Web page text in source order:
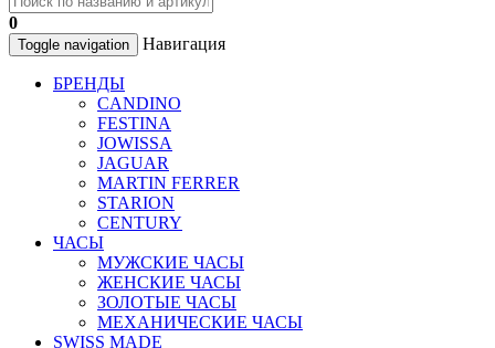
0
Toggle navigation Навигация
БРЕНДЫ
CANDINO
FESTINA
JOWISSA
JAGUAR
MARTIN FERRER
STARION
CENTURY
ЧАСЫ
МУЖСКИЕ ЧАСЫ
ЖЕНСКИЕ ЧАСЫ
ЗОЛОТЫЕ ЧАСЫ
МЕХАНИЧЕСКИЕ ЧАСЫ
SWISS MADE